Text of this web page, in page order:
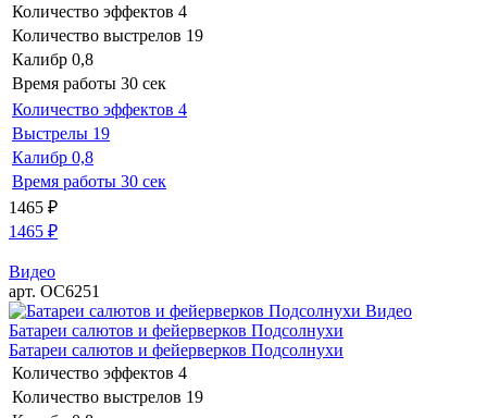
Количество эффектов 4
Количество выстрелов 19
Калибр 0,8
Время работы 30 сек
Количество эффектов 4
Выстрелы 19
Калибр 0,8
Время работы 30 сек
1465 ₽
1465 ₽
Видео
арт. ОС6251
Видео
Батареи салютов и фейерверков Подсолнухи
Батареи салютов и фейерверков Подсолнухи
Количество эффектов 4
Количество выстрелов 19